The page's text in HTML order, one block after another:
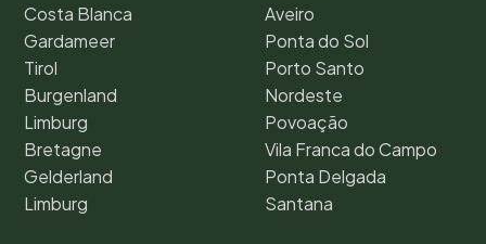
Costa Blanca
Gardameer
Tirol
Burgenland
Limburg
Bretagne
Gelderland
Limburg
Aveiro
Ponta do Sol
Porto Santo
Nordeste
Povoação
Vila Franca do Campo
Ponta Delgada
Santana